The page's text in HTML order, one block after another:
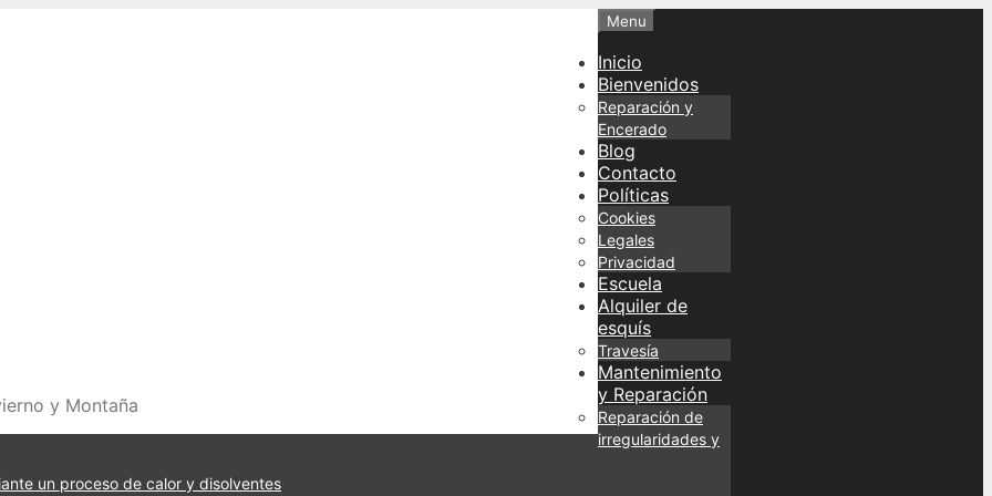
y Montaña
Menu
Inicio
Bienvenidos
Reparación y
Encerado
Blog
Contacto
Políticas
Cookies
Legales
Privacidad
Escuela
Alquiler de
esquís
Travesía
Mantenimiento
y Reparación
Reparación de
irregularidades y
un proceso de calor y disolventes